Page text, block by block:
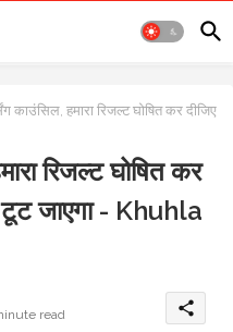
काउंसिल, हमारा रिजल्ट घोषित कर दीजिए
रिजल्ट घोषित कर
टूट जाएगा - Khuhla
read share